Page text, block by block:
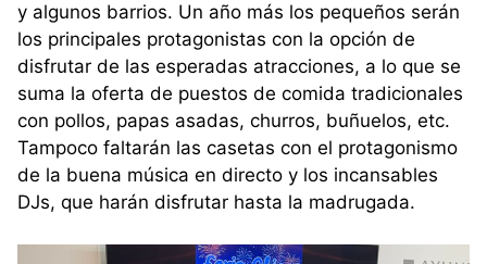
y algunos barrios. Un año más los pequeños serán
los principales protagonistas con la opción de
disfrutar de las esperadas atracciones, a lo que se
suma la oferta de puestos de comida tradicionales
con pollos, papas asadas, churros, buñuelos, etc.
Tampoco faltarán las casetas con el protagonismo
de la buena música en directo y los incansables
DJs, que harán disfrutar hasta la madrugada.